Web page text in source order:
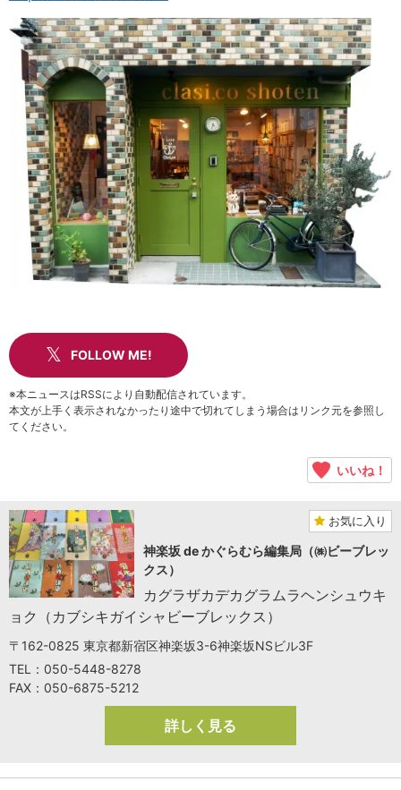
FOLLOW ME!
※本ニュースはRSSにより自動配信されています。
本文が上手く表示されなかったり途中で切れてしまう場合はリンク元を参照し
てください。
いいね！
お気に入り
神楽坂 de かぐらむら編集局（㈱ビーブレッ
クス）
カグラザカデカグラムラヘンシュウキ
ョク（カブシキガイシャビーブレックス）
〒162-0825 東京都新宿区神楽坂3-6神楽坂NSビル3F
TEL：050-5448-8278
FAX：050-6875-5212
詳しく見る